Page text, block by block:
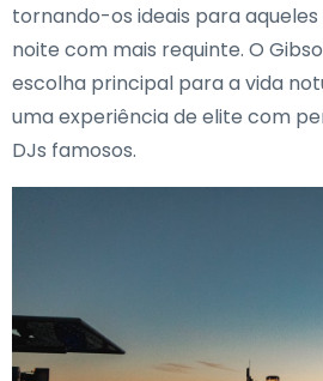
tornando-os ideais para
noite com mais requinte. O
escolha principal para a vida
uma experiência de elite com
DJs famosos.